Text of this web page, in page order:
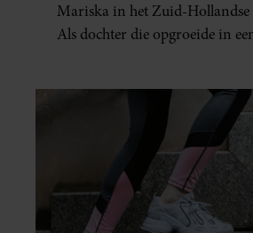
Mariska in het Zuid-
Als dochter die opgroeide in